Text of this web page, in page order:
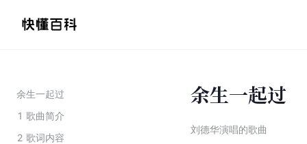
余生一起过
1 歌曲简介
2 歌词内容
余生一起过
刘德华演唱的歌曲